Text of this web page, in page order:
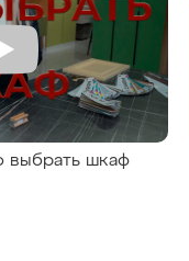
выбрать шкаф